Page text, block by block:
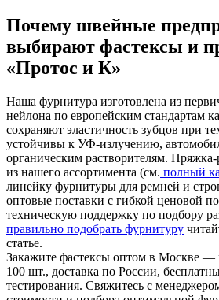
Почему швейные
выбирают фастексы и
«Протос и К»
Наша фурнитура изготовлена из
нейлона по европейским стандартам
сохраняют эластичность зубцов при
устойчивы к УФ-излучению,
органическим растворителям.
из нашего ассортимента (см. полный
линейку фурнитуры для ремней и
оптовые поставки с гибкой ценовой
техническую поддержку по подбору
правильно подобрать фурнитуру
статье.
Закажите фастексы оптом в Москве —
100 шт., доставка по России,
тестирования. Свяжитесь с